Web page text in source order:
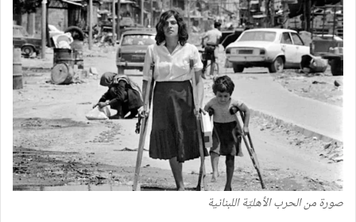
صورة من الحرب الأهليّة اللبنانية